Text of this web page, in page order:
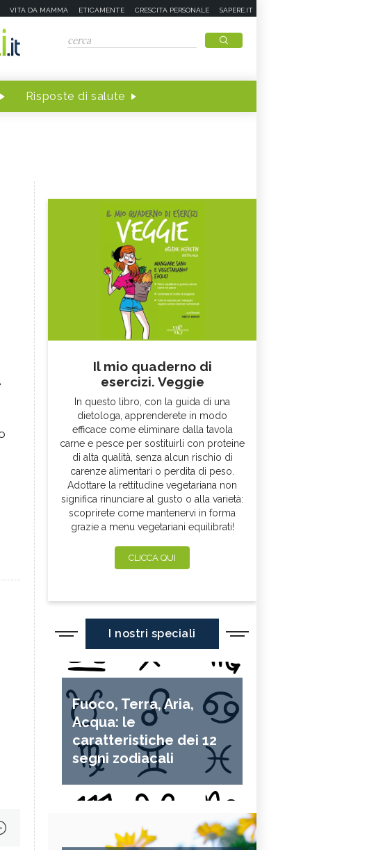
VITA DA MAMMA ETICAMENTE CRESCITA PERSONALE SAPERE.IT
Risposte di salute
Il mio quaderno di
esercizi. Veggie
In questo libro, con la guida di una
dietologa, apprenderete in modo
efficace come eliminare dalla tavola
carne e pesce per sostituirli con proteine
di alta qualità, senza alcun rischio di
carenze alimentari o perdita di peso.
Adottare la rettitudine vegetariana non
significa rinunciare al gusto o alla varietà:
scoprirete come mantenervi in forma
grazie a menu vegetariani equilibrati!
CLICCA QUI
I nostri speciali
Fuoco, Terra, Aria,
Acqua: le
caratteristiche dei 12
segni zodiacali